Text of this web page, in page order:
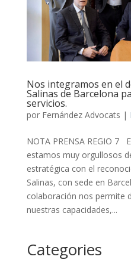
Nos integramos en el
Salinas de Barcelona
servicios.
por Fernández Advocats |
NOTA PRENSA REGIO 7
estamos muy orgullosos
estratégica con el
Salinas, con sede en
colaboración nos permite
nuestras capacidades,...
Categories